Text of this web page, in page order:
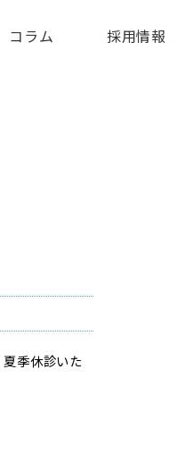
コラム 採用情報
夏季休診いた